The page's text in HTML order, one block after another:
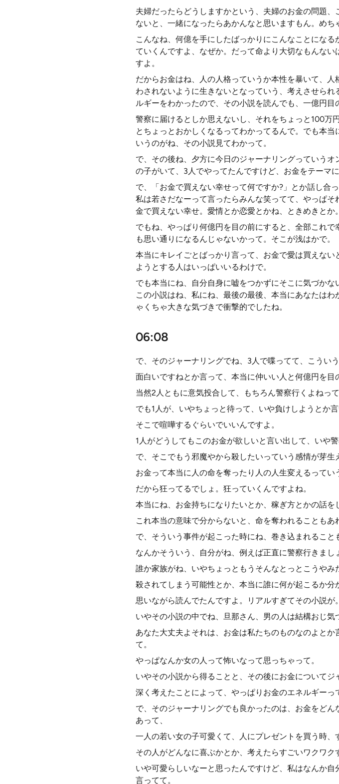
夫婦だったらどうしますかという、夫婦のお金の問題
ないと、一緒になったらあかんなと思いますもん。めち
こんなね、何億を手にしたばっかりにこんなことにな
ていくんですよ、なぜか。だって命より大切なもんな
すよ。
だからお金はね、人の人格っていうか本性を暴いて、
わされないように生きないとなっていう、考えさせら
ルギーをわかったので、その小説を読んでも、一億円目
警察に届けるとしか思えないし、それをちょっと100万
とちょっとおかしくなるってわかってるんで。でも本
いうのがね、その小説見てわかって。
で、その後ね、夕方に今日のジャーナリングっていう
の子がいて、3人でやってたんですけど、お金をテーマに
で、「お金で買えない幸せって何ですか?」とか話し合
私は若さだなーって言ったらみんな笑ってて、やっぱ
金で買えない幸せ。愛情とか恋愛とかね、ときめきとか。
でもね、やっぱり何億円を目の前にすると、全部これ
も思い通りになるんじゃないかって。そこが浅はかで。
本当にキレイごとばっかり言って、お金で愛は買えな
ようとする人はいっぱいいるわけで。
でも本当にね、自分自身に嘘をつかずにそこに気づか
この小説はね、私にね、最後の最後、本当にあなたは
ゃくちゃ大きな気づきで衝撃的でしたね。
06:08
で、そのジャーナリングでね、3人で喋ってて、こうい
面白いですねとか言って、本当に仲いい人と何億円を目
当然2人ともに意気投合して、もちろん警察行くよねっ
でも1人が、いやちょっと待って、いや負けしようとか
そこで喧嘩するぐらいでいいんですよ。
1人がどうしてもこのお金が欲しいと言い出して、いや
で、そこでもう邪魔やから殺したいっていう感情が芽生
お金って本当に人の命を奪ったり人の人生変えるってい
だから狂ってるでしょ。狂っていくんですよね。
本当にね、お金持ちになりたいとか、稼ぎ方とかの話を
これ本当の意味で分からないと、命を奪われることも
で、そういう事件が起こった時にね、巻き込まれること
なんかそういう、自分がね、例えば正直に警察行きまし
誰か家族がね、いやちょっともうそんなとっとこうやみ
殺されてしまう可能性とか、本当に誰に何が起こるか分
思いながら読んでたんですよ。リアルすぎてその小説が。
いやその小説の中でね、旦那さん、男の人は結構おじ気
あなた大丈夫よそれは、お金は私たちのものなのよと
て。
やっぱなんか女の人って怖いなって思っちゃって。
いやその小説から得ることと、その後にお金についてジ
深く考えたことによって、やっぱりお金のエネルギーっ
で、そのジャーナリングでも良かったのは、お金をど
あって、
一人の若い女の子可愛くて、人にプレゼントを買う時、
その人がどんなに喜ぶかとか、考えたらすごいワクワク
いや可愛らしいなーと思ったんですけど、私はなんか
言ってて。